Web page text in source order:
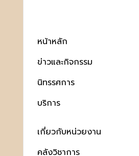
หน้าหลัก
ข่าวและกิจกรรม
นิทรรศการ
บริการ
เกี่ยวกับหน่วยงาน
คลังวิชาการ